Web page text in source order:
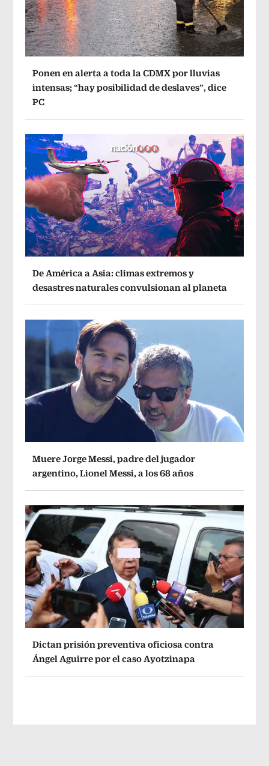
Ponen en alerta a toda la CDMX por lluvias
intensas; “hay posibilidad de deslaves”, dice
PC
De América a Asia: climas extremos y
desastres naturales convulsionan al planeta
Muere Jorge Messi, padre del jugador
argentino, Lionel Messi, a los 68 años
Dictan prisión preventiva oficiosa contra
Ángel Aguirre por el caso Ayotzinapa